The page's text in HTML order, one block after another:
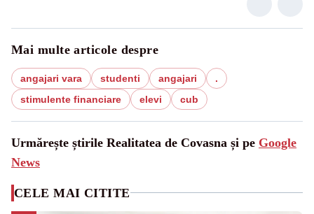
Mai multe articole despre
angajari vara studenti angajari
.
stimulente financiare
elevi cub
Urmărește știrile Realitatea de Covasna și pe Google
News
CELE MAI CITITE